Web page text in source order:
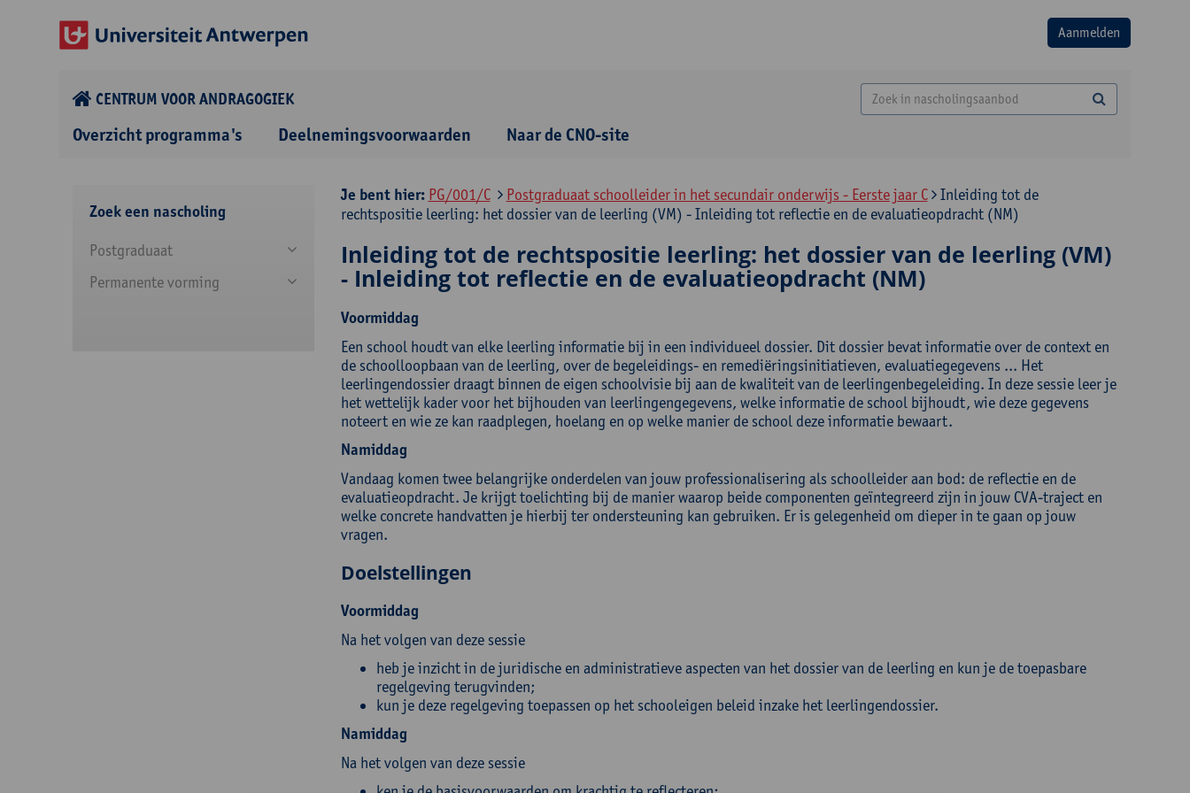
CENTRUM VOOR ANDRAGOGIEK
Overzicht programma's Deelnemingsvoorwaarden Naar de CNO-site
Zoek een nascholing
Postgraduaat
Permanente vorming
Je bent hier: PG/001/C Postgraduaat schoolleider in het secundair onderwijs - Eerste jaar C Inleiding tot de
rechtspositie leerling: het dossier van de leerling (VM) - Inleiding tot reflectie en de evaluatieopdracht (NM)
Inleiding tot de rechtspositie leerling: het dossier van de leerling (VM)
- Inleiding tot reflectie en de evaluatieopdracht (NM)
Voormiddag
Een school houdt van elke leerling informatie bij in een individueel dossier. Dit dossier bevat informatie over de context en
de schoolloopbaan van de leerling, over de begeleidings- en remediëringsinitiatieven, evaluatiegegevens ... Het
leerlingendossier draagt binnen de eigen schoolvisie bij aan de kwaliteit van de leerlingenbegeleiding. In deze sessie leer je
het wettelijk kader voor het bijhouden van leerlingengegevens, welke informatie de school bijhoudt, wie deze gegevens
noteert en wie ze kan raadplegen, hoelang en op welke manier de school deze informatie bewaart.
Namiddag
Vandaag komen twee belangrijke onderdelen van jouw professionalisering als schoolleider aan bod: de reflectie en de
evaluatieopdracht. Je krijgt toelichting bij de manier waarop beide componenten geïntegreerd zijn in jouw CVA-traject en
welke concrete handvatten je hierbij ter ondersteuning kan gebruiken. Er is gelegenheid om dieper in te gaan op jouw
vragen.
Doelstellingen
Voormiddag
Na het volgen van deze sessie
heb je inzicht in de juridische en administratieve aspecten van het dossier van de leerling en kun je de toepasbare
regelgeving terugvinden;
kun je deze regelgeving toepassen op het schooleigen beleid inzake het leerlingendossier.
Namiddag
Na het volgen van deze sessie